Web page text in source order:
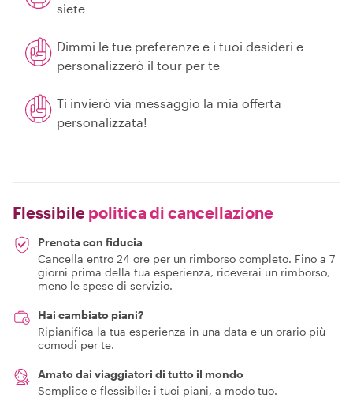
siete
Dimmi le tue preferenze e i tuoi desideri e
personalizzerò il tour per te
Ti invierò via messaggio la mia offerta
personalizzata!
Flessibile politica di cancellazione
Prenota con fiducia
Cancella entro 24 ore per un rimborso completo. Fino a 7
giorni prima della tua esperienza, riceverai un rimborso,
meno le spese di servizio.
Hai cambiato piani?
Ripianifica la tua esperienza in una data e un orario più
comodi per te.
Amato dai viaggiatori di tutto il mondo
Semplice e flessibile: i tuoi piani, a modo tuo.